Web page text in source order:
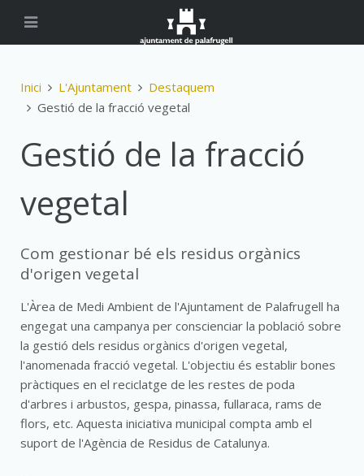
Inici L'Ajuntament
Destaquem
Gestió de la fracció vegetal
Gestió de la fracció
vegetal
Com gestionar bé els residus orgànics
d'origen vegetal
L'Àrea de Medi Ambient de l'Ajuntament de Palafrugell ha
engegat una campanya per conscienciar la població sobre
la gestió dels residus orgànics d'origen vegetal,
l'anomenada fracció vegetal. L'objectiu és establir bones
pràctiques en el reciclatge de les restes de poda
d'arbres i arbustos, gespa, pinassa, fullaraca, rams de
flors, etc. Aquesta iniciativa municipal compta amb el
suport de l'Agència de Residus de Catalunya.